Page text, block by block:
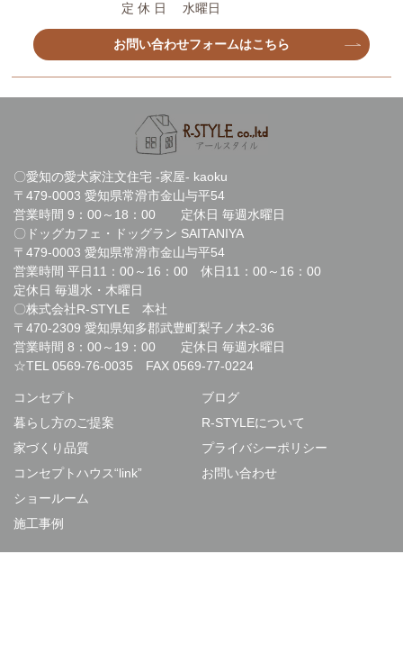
定 休 日 水曜日
お問い合わせフォームはこちら
〇愛知の愛犬家注文住宅 -家屋- kaoku
〒479-0003 愛知県常滑市金山与平54
営業時間 9：00～18：00 定休日 毎週水曜日
〇ドッグカフェ・ドッグラン SAITANIYA
〒479-0003 愛知県常滑市金山与平54
営業時間 平日11：00～16：00 休日11：00～16：00
定休日 毎週水・木曜日
〇株式会社R-STYLE 本社
〒470-2309 愛知県知多郡武豊町梨子ノ木2-36
営業時間 8：00～19：00 定休日 毎週水曜日
☆TEL 0569-76-0035 FAX 0569-77-0224
コンセプト
暮らし方のご提案
家づくり品質
コンセプトハウス“link”
ショールーム
施工事例
ブログ
R-STYLEについて
プライバシーポリシー
お問い合わせ